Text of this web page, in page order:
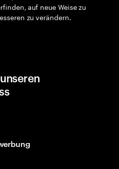
auf neue Weise zu
zu verändern.